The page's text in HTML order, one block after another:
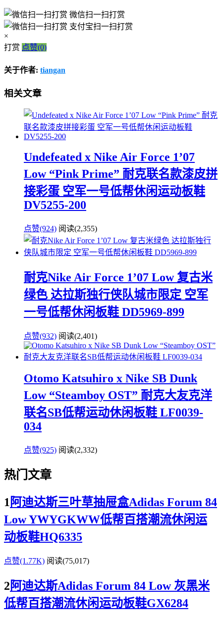
微信扫一扫打赏
支付宝扫一扫打赏
×
打赏 点赞(0)
关于作者: tiangan
相关文章
Undefeated x Nike Air Force 1’07
Low “Pink Prime” 耐克联名款漆皮拼
接彩蛋 空军一号低帮休闲运动板鞋
DV5255-200
点赞(924) 阅读(2,355)
耐克Nike Air Force 1’07 Low 复古米
绿色 达拉斯独行侠队城市限定 空军
一号低帮休闲板鞋 DD5969-899
点赞(932) 阅读(2,401)
Otomo Katsuhiro x Nike SB Dunk
Low “Steamboy OST” 耐克大友克洋
联名SB低帮运动休闲板鞋 LF0039-
034
点赞(925) 阅读(2,332)
热门文章
1 阿迪达斯三叶草抽屉盒Adidas Forum 84
Low YWYGKWW低帮百搭潮流休闲运
动板鞋HQ6335
点赞(1.77K) 阅读(75,017)
2阿迪达斯Adidas Forum 84 Low 灰黑米
低帮百搭潮流休闲运动板鞋GX6284